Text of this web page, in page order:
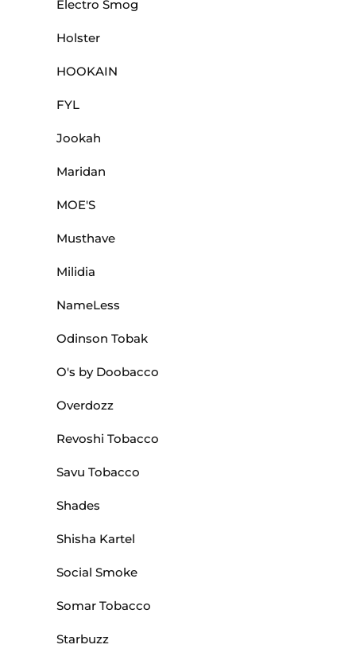
Electro Smog
Holster
HOOKAIN
FYL
Jookah
Maridan
MOE'S
Musthave
Milidia
NameLess
Odinson Tobak
O's by Doobacco
Overdozz
Revoshi Tobacco
Savu Tobacco
Shades
Shisha Kartel
Social Smoke
Somar Tobacco
Starbuzz